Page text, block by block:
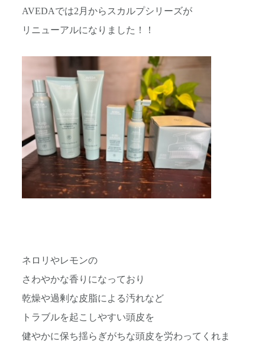
AVEDAでは2月からスカルプシリーズが
リニューアルになりました！！
ネロリやレモンの
さわやかな香りになっており
乾燥や過剰な皮脂による汚れなど
トラブルを起こしやすい頭皮を
健やかに保ち揺らぎがちな頭皮を労わってくれま